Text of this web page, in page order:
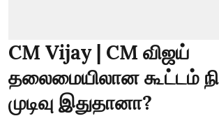
CM Vijay | CM விஜய்
தலைமையிலான கூட்டம்
முடிவு இதுதானா?